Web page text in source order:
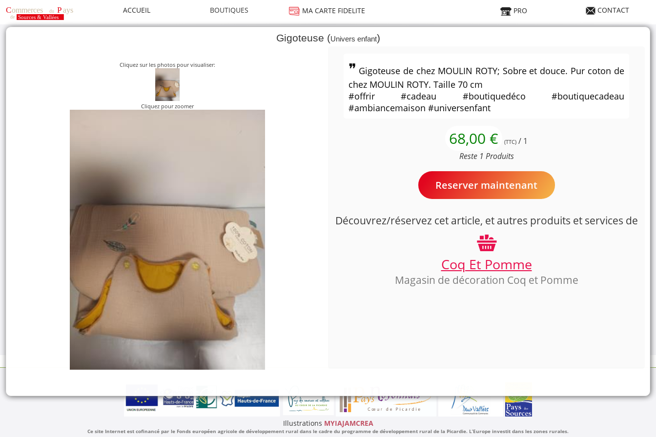
ACCUEIL BOUTIQUES MA CARTE FIDELITE PRO CONTACT
Gigoteuse (Univers enfant)
Cliquez sur les photos pour visualiser:
Cliquez pour zoomer
Gigoteuse de chez MOULIN ROTY; Sobre et douce. Pur coton de
chez MOULIN ROTY. Taille 70 cm
#offrir #cadeau #boutiquedéco #boutiquecadeau
#ambiancemaison #universenfant
68,00 € (TTC) / 1
Reste 1 Produits
Reserver maintenant
Découvrez/réservez cet article, et autres produits et services de
Coq Et Pomme
Magasin de décoration Coq et Pomme
Illustrations MYIAJAMCREA
Ce site Internet est cofinancé par le Fonds européen agricole de développement rural dans le cadre du programme de développement rural de la Picardie. L’Europe investit dans les zones rurales.